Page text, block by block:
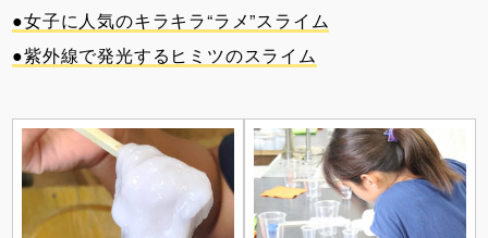
●女子に人気のキラキラ“ラメ”スライム
●紫外線で発光するヒミツのスライム